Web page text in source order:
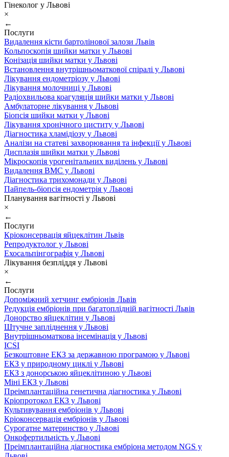
Гінеколог у Львові
×
←
Послуги
Видалення кісти бартолінової залози Львів
Кольпоскопія шийки матки у Львові
Конізація шийки матки у Львові
Встановлення внутрішньоматкової спіралі у Львові
Лікування ендометріозу у Львові
Лікування молочниці у Львові
Радіохвильова коагуляція шийки матки у Львові
Амбулаторне лікування у Львові
Біопсія шийки матки у Львові
Лікування хронічного циститу у Львові
Діагностика хламідіозу у Львові
Аналізи на статеві захворювання та інфекції у Львові
Дисплазія шийки матки у Львові
Мікроскопія урогенітальних виділень у Львові
Видалення ВМС у Львові
Діагностика трихомонади у Львові
Пайпель-біопсія ендометрія у Львові
Планування вагітності у Львові
×
←
Послуги
Кріоконсервація яйцеклітин Львів
Репродуктолог у Львові
Ехосальпінгографія у Львові
Лікування безпліддя у Львові
×
←
Послуги
Допоміжний хетчинг ембріонів Львів
Редукція ембріонів при багатоплідній вагітності Львів
Донорство яйцеклітин у Львові
Штучне запліднення у Львові
Внутрішньоматкова інсемінація у Львові
ICSI
Безкоштовне ЕКЗ за державною програмою у Львові
ЕКЗ у природному циклі у Львові
ЕКЗ з донорською яйцеклітиною у Львові
Міні ЕКЗ у Львові
Преімплантаційна генетична діагностика у Львові
Кріопротокол ЕКЗ у Львові
Культивування ембріонів у Львові
Кріоконсервація ембріонів у Львові
Сурогатне материнство у Львові
Онкофертильність у Львові
Преімплантаційна діагностика ембріона методом NGS у